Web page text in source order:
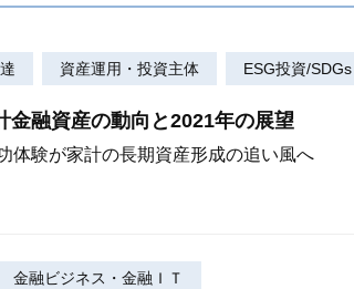
資産運用・投資主体 ESG投資/SDGs
金融資産の動向と2021年の展望
体験が家計の長期資産形成の追い風へ
金融ビジネス・金融ＩＴ